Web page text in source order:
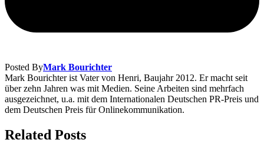
Posted ByMark Bourichter
Mark Bourichter ist Vater von Henri, Baujahr 2012. Er macht seit
über zehn Jahren was mit Medien. Seine Arbeiten sind mehrfach
ausgezeichnet, u.a. mit dem Internationalen Deutschen PR-Preis und
dem Deutschen Preis für Onlinekommunikation.
Related Posts